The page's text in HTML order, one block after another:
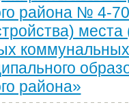
района № 4-70
района»